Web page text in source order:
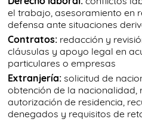
el trabajo, asesoramiento en
defensa ante situaciones
Contratos: redacción y
cláusulas y apoyo legal en
particulares o empresas
Extranjería: solicitud de
obtención de la nacionalidad,
autorización de residencia,
denegados y requisitos de